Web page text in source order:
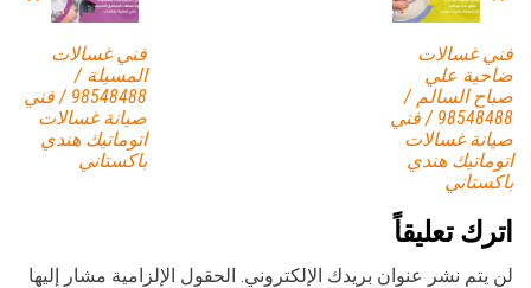
فني غسالات
المسيلة /
98548488 / فني
صيانة غسالات
اتوماتيك هندي
باكستاني
فني غسالات
ضاحية علي
صباح السالم /
98548488 / فني
صيانة غسالات
اتوماتيك هندي
باكستاني
اترك تعليقاً
لن يتم نشر عنوان بريدك الإلكتروني. الحقول الإلزامية مشار إليها